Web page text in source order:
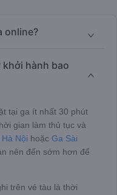
online?
hành bao
tại ga ít nhất 30 phút
gian làm thủ tục và
Hà Nội hoặc Ga Sài
nên đến sớm hơn để
trên vé tàu là thời